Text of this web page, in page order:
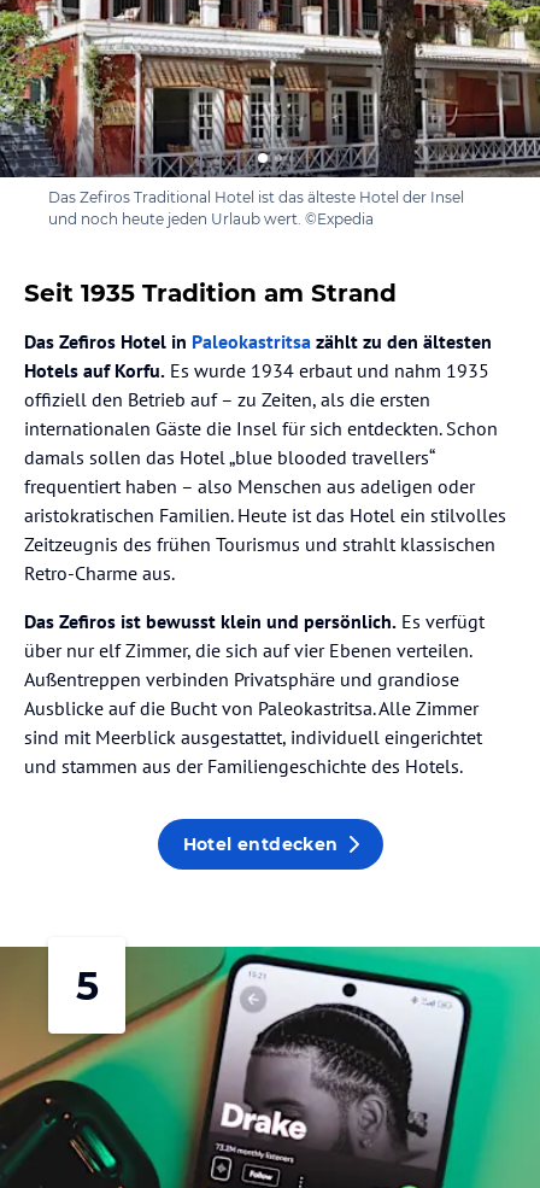
Das Zefiros Traditional Hotel ist das älteste Hotel der Insel
und noch heute jeden Urlaub wert. ©Expedia
Seit 1935 Tradition am Strand
Das Zefiros Hotel in Paleokastritsa zählt zu den ältesten
Hotels auf Korfu. Es wurde 1934 erbaut und nahm 1935
offiziell den Betrieb auf – zu Zeiten, als die ersten
internationalen Gäste die Insel für sich entdeckten. Schon
damals sollen das Hotel „blue blooded travellers“
frequentiert haben – also Menschen aus adeligen oder
aristokratischen Familien. Heute ist das Hotel ein stilvolles
Zeitzeugnis des frühen Tourismus und strahlt klassischen
Retro-Charme aus.
Das Zefiros ist bewusst klein und persönlich. Es verfügt
über nur elf Zimmer, die sich auf vier Ebenen verteilen.
Außentreppen verbinden Privatsphäre und grandiose
Ausblicke auf die Bucht von Paleokastritsa. Alle Zimmer
sind mit Meerblick ausgestattet, individuell eingerichtet
und stammen aus der Familiengeschichte des Hotels.
Hotel entdecken
5